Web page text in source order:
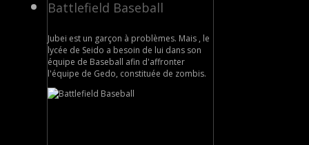
Battlefield Baseball
Jubei est un garçon à problèmes. Mais , le
lycée de Seido a besoin de lui dans son
équipe de Baseball afin d'affronter
l'équipe de Gedo, constituée de zombis.